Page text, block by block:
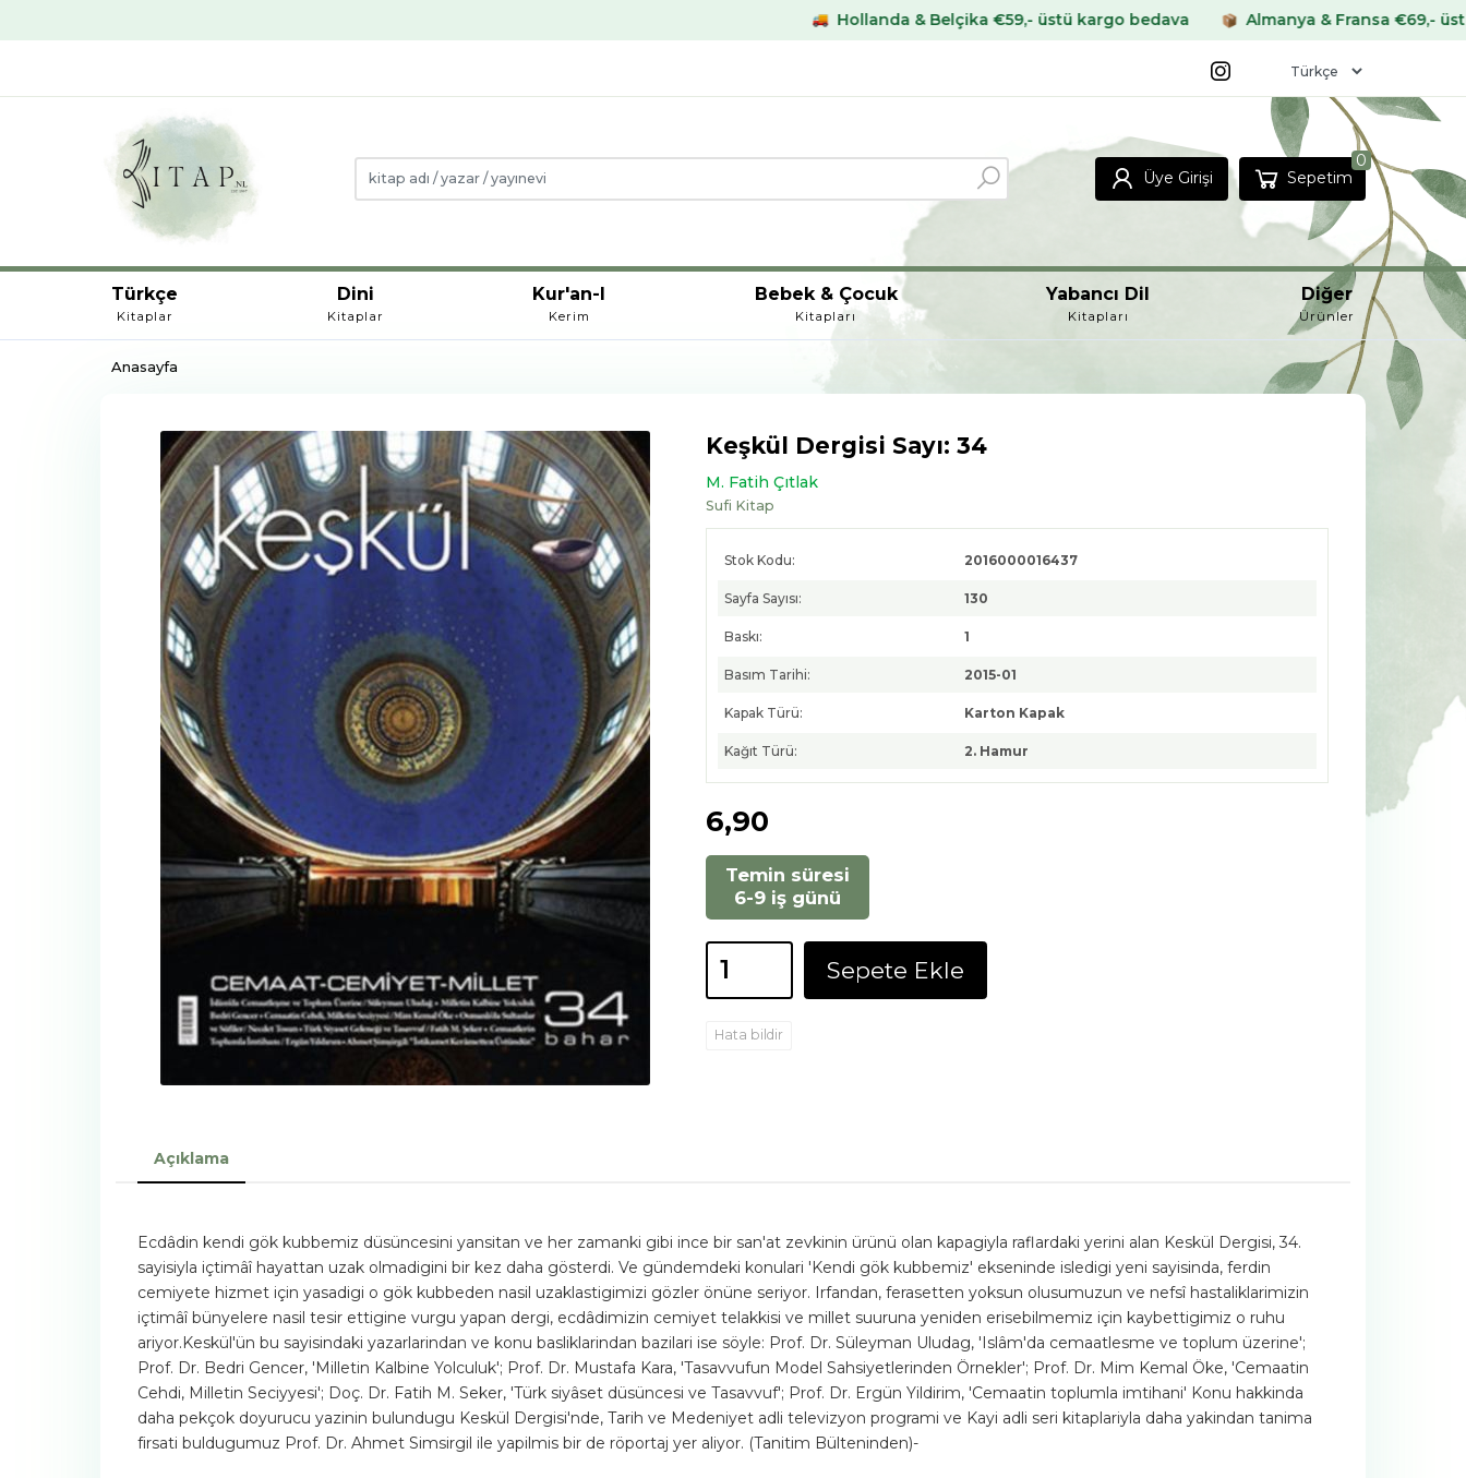
Hollanda & Belçika €59,- üstü kargo bedava Almanya & Fransa €69,- üstü kargo bedava
Üye Girişi Sepetim
0
Türkçe
Kitaplar
Dini
Kitaplar
Kur'an-I
Kerim
Bebek & Çocuk
Kitapları
Yabancı Dil
Kitapları
Diğer
Ürünler
Anasayfa
Keşkül Dergisi Sayı: 34
M. Fatih Çıtlak
Sufi Kitap
Stok Kodu: 2016000016437
Sayfa Sayısı: 130
Baskı: 1
Basım Tarihi: 2015-01
Kapak Türü: Karton Kapak
Kağıt Türü: 2. Hamur
6,90
Temin süresi
6-9 iş günü
Sepete Ekle
Hata bildir
Açıklama
Ecdâdin kendi gök kubbemiz düsüncesini yansitan ve her zamanki gibi ince bir san'at zevkinin ürünü olan kapagiyla raflardaki yerini alan Keskül Dergisi, 34.
sayisiyla içtimâî hayattan uzak olmadigini bir kez daha gösterdi. Ve gündemdeki konulari 'Kendi gök kubbemiz' ekseninde isledigi yeni sayisinda, ferdin
cemiyete hizmet için yasadigi o gök kubbeden nasil uzaklastigimizi gözler önüne seriyor. Irfandan, ferasetten yoksun olusumuzun ve nefsî hastaliklarimizin
içtimâî bünyelere nasil tesir ettigine vurgu yapan dergi, ecdâdimizin cemiyet telakkisi ve millet suuruna yeniden erisebilmemiz için kaybettigimiz o ruhu
ariyor.Keskül'ün bu sayisindaki yazarlarindan ve konu basliklarindan bazilari ise söyle: Prof. Dr. Süleyman Uludag, 'Islâm'da cemaatlesme ve toplum üzerine';
Prof. Dr. Bedri Gencer, 'Milletin Kalbine Yolculuk'; Prof. Dr. Mustafa Kara, 'Tasavvufun Model Sahsiyetlerinden Örnekler'; Prof. Dr. Mim Kemal Öke, 'Cemaatin
Cehdi, Milletin Seciyyesi'; Doç. Dr. Fatih M. Seker, 'Türk siyâset düsüncesi ve Tasavvuf'; Prof. Dr. Ergün Yildirim, 'Cemaatin toplumla imtihani' Konu hakkinda
daha pekçok doyurucu yazinin bulundugu Keskül Dergisi'nde, Tarih ve Medeniyet adli televizyon programi ve Kayi adli seri kitaplariyla daha yakindan tanima
firsati buldugumuz Prof. Dr. Ahmet Simsirgil ile yapilmis bir de röportaj yer aliyor. (Tanitim Bülteninden)-